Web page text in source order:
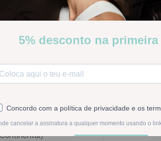
Stock:
- 1